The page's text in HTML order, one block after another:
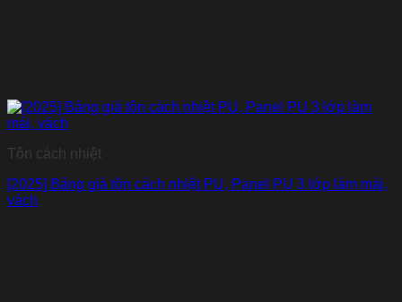
Tôn cách nhiệt
[2025] Bảng giá tôn cách nhiệt PU, Panel PU 3 lớp làm mái,
vách